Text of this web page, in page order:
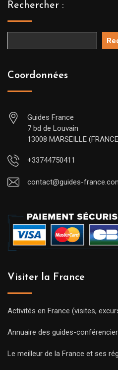
Rechercher :
Coordonnées
Guides France
7 bd de Louvain
13008 MARSEILLE
+33744750411
contact@guides-
Visiter la France
Activités en France (visites,
Annuaire des guides-
Le meilleur de la France et ses